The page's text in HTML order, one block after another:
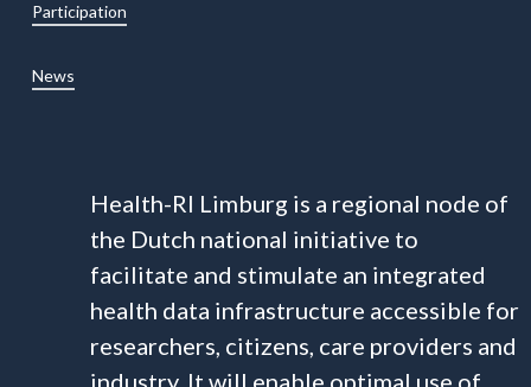
Participation
News
Health-RI Limburg is a regional node of
the Dutch national initiative to
facilitate and stimulate an integrated
health data infrastructure accessible for
researchers, citizens, care providers and
industry. It will enable optimal use of